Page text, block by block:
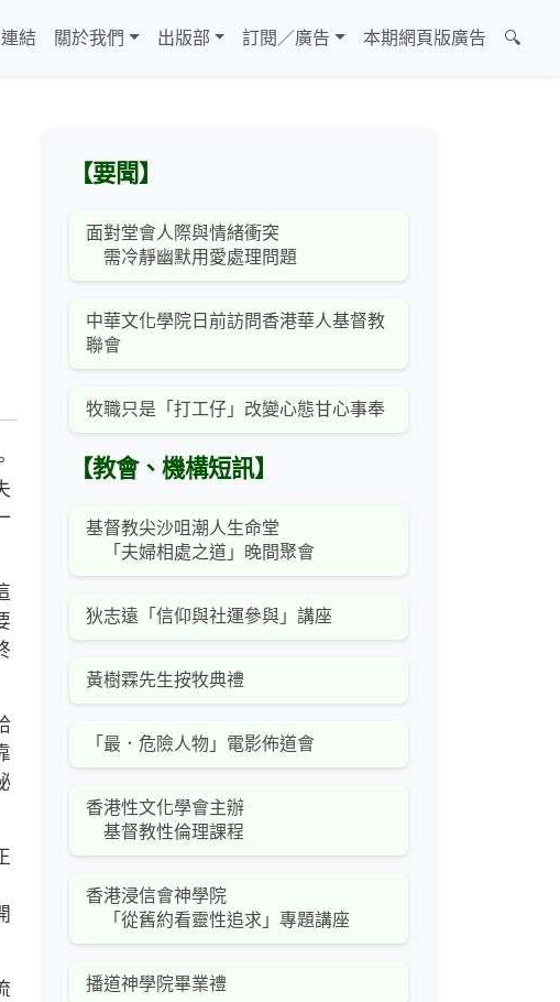
結 關於我們 出版部 訂閱／廣告 本期網頁版廣告 🔍
【要聞】
面對堂會人際與情緒衝突
需冷靜幽默用愛處理問題
中華文化學院日前訪問香港華人基督教
聯會
牧職只是「打工仔」改變心態甘心事奉
【教會、機構短訊】
基督教尖沙咀潮人生命堂
「夫婦相處之道」晚間聚會
狄志遠「信仰與社運參與」講座
黃樹霖先生按牧典禮
「最．危險人物」電影佈道會
香港性文化學會主辦
基督教性倫理課程
香港浸信會神學院
「從舊約看靈性追求」專題講座
播道神學院畢業禮